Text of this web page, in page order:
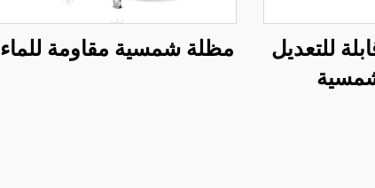
للتعديل
مظلة شمسية مقاومة للماء